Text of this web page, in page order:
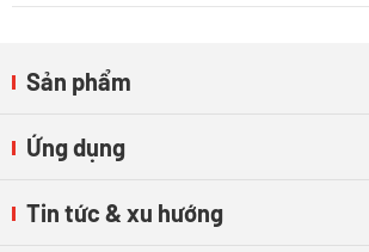
Sản phẩm
Ứng dụng
Tin tức & xu hướng